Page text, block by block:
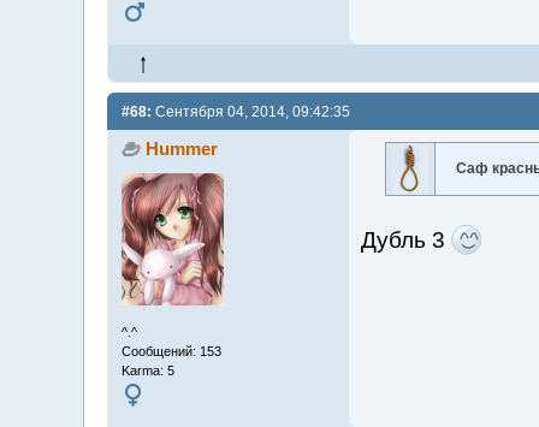
#68: Сентября 04, 2014, 09:42:35
Hummer
^.^
Сообщений: 153
Karma: 5
Саф
Дубль 3